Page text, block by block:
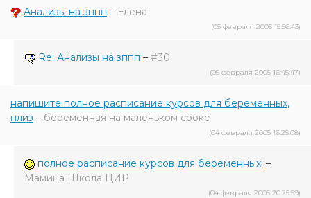
Анализы на зппп – Елена
(05 февраля 2005 15:56:43)
Re: Анализы на зппп – #30
(05 февраля 2005 16:45:47)
напишите полное расписание курсов для беременных,
плиз – беременная на маленьком сроке
(04 февраля 2005 16:25:08)
полное расписание курсов для беременных! –
Мамина Школа ЦИР
(04 февраля 2005 20:25:59)